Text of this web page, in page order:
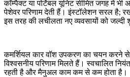
कॉम्पैक्ट या पोर्टेबल यूनिट सीमित जगह में
पेशेवर परिणाम देती हैं। इंस्टॉलेशन सरल है;
इस तरह की लचीलता नए व्यवसायों को
कमर्शियल कार वॉश उपकरण का चयन करने
विश्वसनीय परिणाम मिलते हैं। स्वचालित
रहती है और मैनुअल काम कम से कम होता है।